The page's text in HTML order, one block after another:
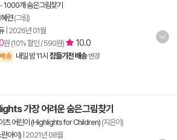
1000개 숨은그림찾기
련(그림)
| 2026년 01월
원 (10% 할인 / 590원) 10.0
송 내일 밤 11시 잠들기전 배송 변경
가장 어려운 숨은그림찾기
츠 어린이 (Highlights for Children) (지은이)
아이) 2021년 08월